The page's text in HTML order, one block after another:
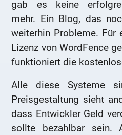
gab es keine
mehr. Ein Blog, das
weiterhin Probleme. Für
Lizenz von WordFence
funktioniert die
Alle diese Systeme
Preisgestaltung sieht
dass Entwickler Geld
sollte bezahlbar sein.